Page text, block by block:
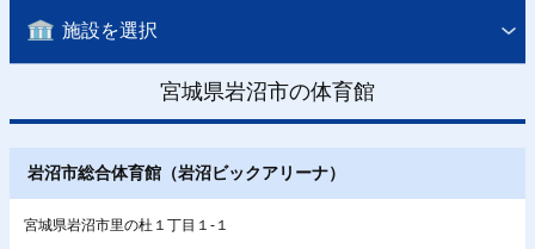
施設を選択
宮城県岩沼市の体育館
岩沼市総合体育館（岩沼ビックアリーナ）
宮城県岩沼市里の杜１丁目１-１